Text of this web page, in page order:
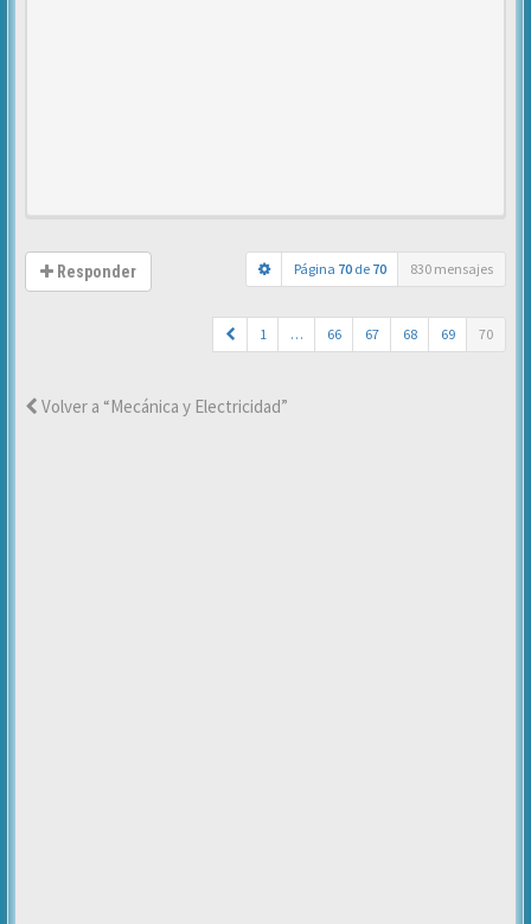
Responder Página 70 de 70 830 mensajes
1 … 66 67 68 69 70
Volver a “Mecánica y Electricidad”